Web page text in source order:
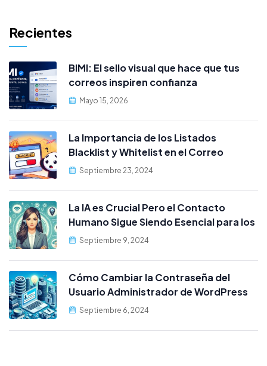
Recientes
BIMI: El sello visual que hace que tus
correos inspiren confianza
Mayo 15, 2026
La Importancia de los Listados
Blacklist y Whitelist en el Correo
Electrónico cPanel
Septiembre 23, 2024
La IA es Crucial Pero el Contacto
Humano Sigue Siendo Esencial para los
Clientes
Septiembre 9, 2024
Cómo Cambiar la Contraseña del
Usuario Administrador de WordPress
desde MySQL
Septiembre 6, 2024